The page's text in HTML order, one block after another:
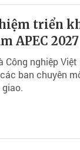
triển
APEC 2027
nghiệp Việt
ban chuyên